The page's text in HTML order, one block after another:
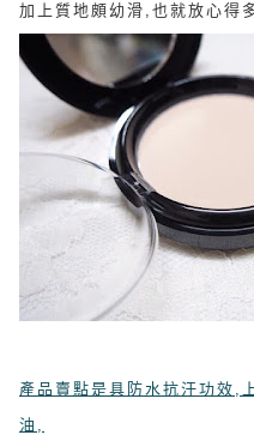
加上質地頗幼滑,也就放心得
產品賣點是具 防水抗汗功效,
油,